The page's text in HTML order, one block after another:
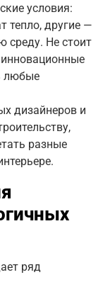
условия:
тепло, другие —
среду. Не стоит
любые
дизайнеров и
разные
ряд